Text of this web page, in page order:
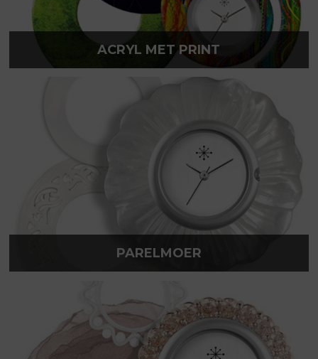
ACRYL MET PRINT
PARELMOER